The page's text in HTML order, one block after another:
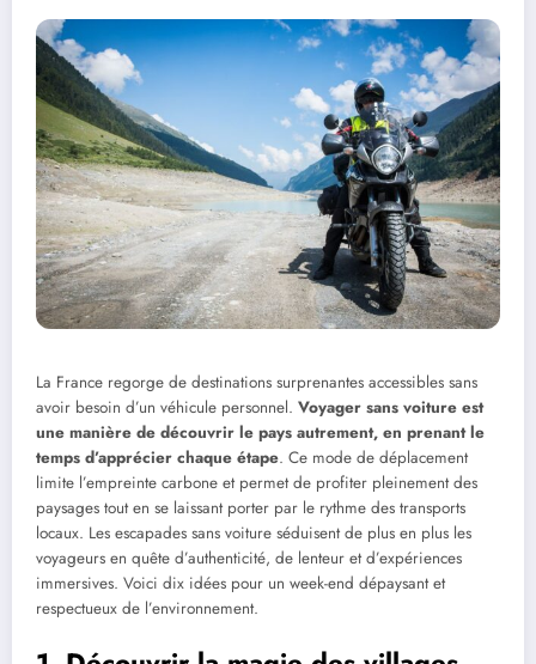
La France regorge de destinations surprenantes accessibles sans
avoir besoin d’un véhicule personnel. Voyager sans voiture est
une manière de découvrir le pays autrement, en prenant le
temps d’apprécier chaque étape. Ce mode de déplacement
limite l’empreinte carbone et permet de profiter pleinement des
paysages tout en se laissant porter par le rythme des transports
locaux. Les escapades sans voiture séduisent de plus en plus les
voyageurs en quête d’authenticité, de lenteur et d’expériences
immersives. Voici dix idées pour un week-end dépaysant et
respectueux de l’environnement.